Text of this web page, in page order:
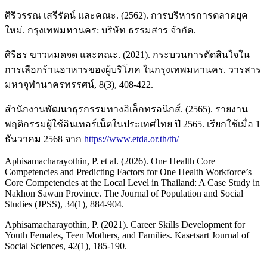
ศิริวรรณ เสรีรัตน์ และคณะ. (2562). การบริหารการตลาดยุค
ใหม่. กรุงเทพมหานคร: บริษัท ธรรมสาร จำกัด.
ศิรีธร ขาวหมดจด และคณะ. (2021). กระบวนการตัดสินใจใน
การเลือกร้านอาหารของผู้บริโภค ในกรุงเทพมหานคร. วารสาร
มหาจุฬานาครทรรศน์, 8(3), 408-422.
สำนักงานพัฒนาธุรกรรมทางอิเล็กทรอนิกส์. (2565). รายงาน
พฤติกรรมผู้ใช้อินเทอร์เน็ตในประเทศไทย ปี 2565. เรียกใช้เมื่อ 1
ธันวาคม 2568 จาก https://www.etda.or.th/th/
Aphisamacharayothin, P. et al. (2026). One Health Core
Competencies and Predicting Factors for One Health Workforce’s
Core Competencies at the Local Level in Thailand: A Case Study in
Nakhon Sawan Province. The Journal of Population and Social
Studies (JPSS), 34(1), 884-904.
Aphisamacharayothin, P. (2021). Career Skills Development for
Youth Females, Teen Mothers, and Families. Kasetsart Journal of
Social Sciences, 42(1), 185-190.